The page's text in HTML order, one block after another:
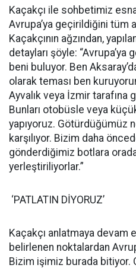
Kaçakçı ile sohbetimiz
Avrupa’ya geçirildiğini tüm
Kaçakçının ağzından,
detayları şöyle:
beni buluyor. Ben
olarak teması ben
Ayvalık veya İzmir tarafına
Bunları otobüsle veya
yapıyoruz. Götürdüğümüz
karşılıyor. Bizim daha
gönderdiğimiz botlara
yerleştiriliyorlar.”
‘PATLATIN DİYORUZ’
Kaçakçı anlatmaya devam
belirlenen noktalardan
Bizim işimiz burada bitiyor.